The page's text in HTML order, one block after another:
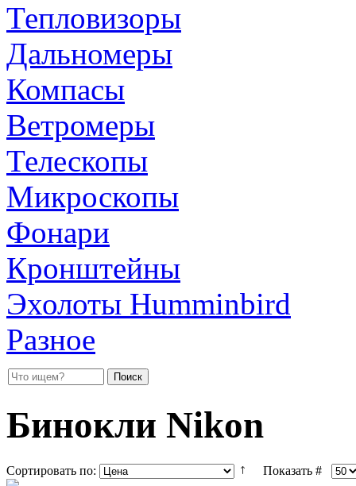
Тепловизоры
Дальномеры
Компасы
Ветромеры
Телескопы
Микроскопы
Фонари
Кронштейны
Эхолоты Humminbird
Разное
Бинокли Nikon
Сортировать по: Показать #